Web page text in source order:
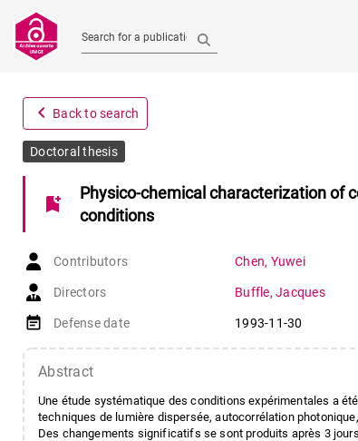
Search for a publication
navigate_before Back to search
Doctoral thesis
bookmark_add
Physico-chemical characterization of
conditions
Contributors Chen, Yuwei
Directors Buffle, Jacques
event_note Defense date 1993-11-30
Abstract
Une étude systématique des conditions expérimentales a
techniques de lumière dispersée, autocorrélation
Des changements significatifs se sont produits après 3